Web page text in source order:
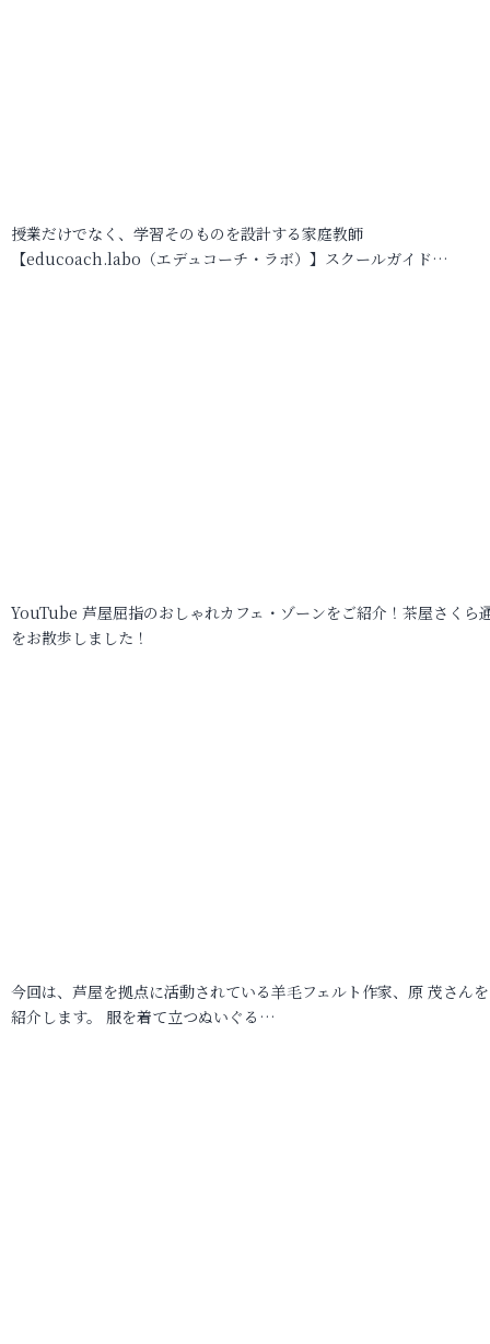
授業だけでなく、学習そのものを設計する家庭教師
【educoach.labo（エデュコーチ・ラボ）】スクールガイド…
YouTube 芦屋屈指のおしゃれカフェ・ゾーンをご紹介！茶屋さくら
をお散歩しました！
今回は、芦屋を拠点に活動されている羊毛フェルト作家、原 茂さん
紹介します。 服を着て立つぬいぐる…